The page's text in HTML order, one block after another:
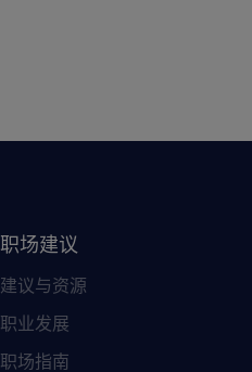
职场建议
建议与资源
职业发展
职场指南